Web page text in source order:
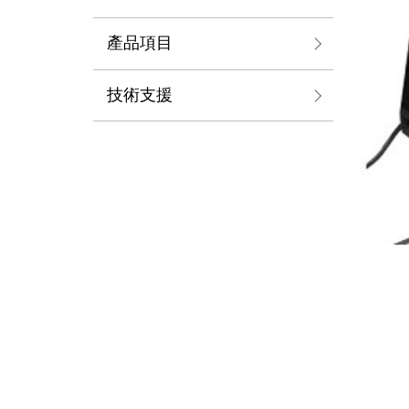
產品項目
技術支援